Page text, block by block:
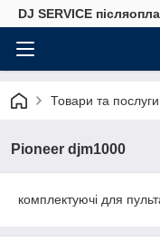
DJ SERVICE
Товари та послуги
Pioneer djm1000
комплектуючі для